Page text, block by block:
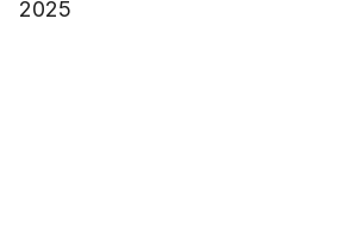
2025